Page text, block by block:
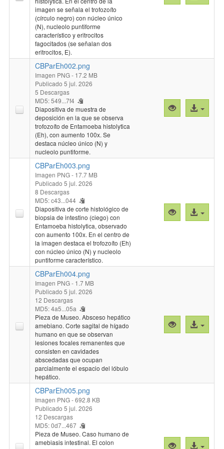
imagen se señala el trofozoíto
(círculo negro) con núcleo único
(N), nucleolo puntiforme
característico y eritrocitos
fagocitados (se señalan dos
eritrocitos, E).
previaal
CBParEh002.png
Imagen PNG- 17.2 MB
Publicado 5 jul. 2026
5 Descargas
MD5: 549...7f4
Diapositiva de muestra de
deposición en la que se observa
trofozoíto de Entamoeba histolytica
(Eh), con aumento 100x. Se
destaca núcleo único (N) y
nucleolo puntiforme.
Vista
previa
Acceso
al
CBParEh003.png
Imagen PNG- 17.7 MB
Publicado 5 jul. 2026
8 Descargas
MD5: c43...044
Diapositiva de corte histológico de
biopsia de intestino (ciego) con
Entamoeba histolytica, observado
con aumento 100x. En el centro de
la imagen destaca el trofozoíto (Eh)
con núcleo único (N) y nucleolo
puntiforme característico.
Vista
previa
Acceso
al
CBParEh004.png
Imagen PNG- 1.7 MB
Publicado 5 jul. 2026
12 Descargas
MD5: 4a5...05a
Pieza de Museo. Absceso hepático
amebiano. Corte sagital de hígado
humano en que se observan
lesiones focales remanentes que
consisten en cavidades
abscedadas que ocupan
parcialmente el espacio del lóbulo
hepático.
Vista
previa
Acceso
al
CBParEh005.png
Imagen PNG- 692.8 KB
Publicado 5 jul. 2026
12 Descargas
MD5: 0d7...467
Pieza de Museo. Caso humano de
amebiasis intestinal. El colon
Vista Acceso